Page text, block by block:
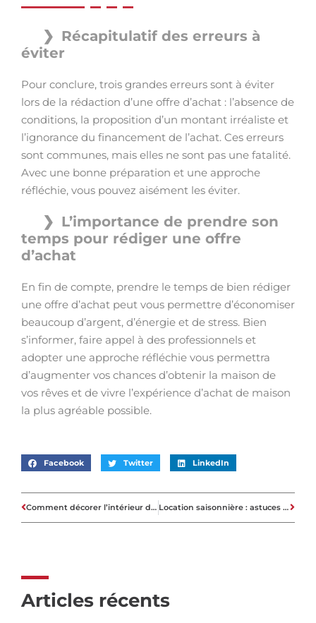
Récapitulatif des erreurs à
éviter
Pour conclure, trois grandes erreurs sont à éviter
lors de la rédaction d’une offre d’achat : l’absence de
conditions, la proposition d’un montant irréaliste et
l’ignorance du financement de l’achat. Ces erreurs
sont communes, mais elles ne sont pas une fatalité.
Avec une bonne préparation et une approche
réfléchie, vous pouvez aisément les éviter.
L’importance de prendre son
temps pour rédiger une offre
d’achat
En fin de compte, prendre le temps de bien rédiger
une offre d’achat peut vous permettre d’économiser
beaucoup d’argent, d’énergie et de stress. Bien
s’informer, faire appel à des professionnels et
adopter une approche réfléchie vous permettra
d’augmenter vos chances d’obtenir la maison de
vos rêves et de vivre l’expérience d’achat de maison
la plus agréable possible.
Facebook Twitter LinkedIn
Comment décorer l’intérieur d’une maison de luxe ? Location saisonnière : astuces pour rédiger un contrat gagnant-gagnant
Articles récents